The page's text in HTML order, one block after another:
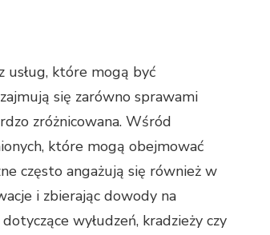
które mogą być
się zarówno sprawami
zróżnicowana. Wśród
które mogą obejmować
często angażują się również w
i zbierając dowody na
wyłudzeń, kradzieży czy